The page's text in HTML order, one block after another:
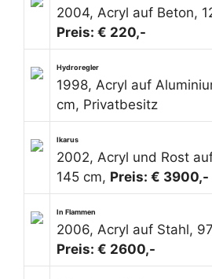
2004, Acryl auf Beton,
Preis: € 220,-
Hydroregler
1998, Acryl auf
cm, Privatbesitz
Ikarus
2002, Acryl und Rost
145 cm, Preis: € 3900,-
In Flammen
2006, Acryl auf Stahl,
Preis: € 2600,-